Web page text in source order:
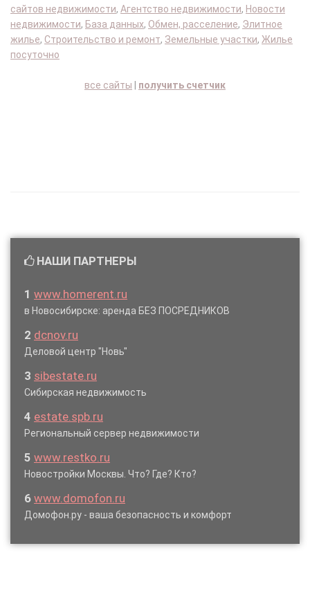
сайтов недвижимости, Агентство недвижимости, Новости
недвижимости, База данных, Обмен, расселение, Элитное
жилье, Строительство и ремонт, Земельные участки, Жилье
посуточно
все сайты получить счетчик
НАШИ ПАРТНЕРЫ
1 www.homerent.ru
в Новосибирске: аренда БЕЗ ПОСРЕДНИКОВ
2 dcnov.ru
Деловой центр "Новь"
3 sibestate.ru
Сибирская недвижимость
4 estate.spb.ru
Региональный сервер недвижимости
5 www.restko.ru
Новостройки Москвы. Что? Где? Кто?
6 www.domofon.ru
Домофон.ру - ваша безопасность и комфорт